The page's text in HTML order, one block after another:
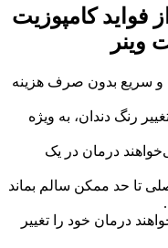
فواید کامپوزیت
و سریع بدون صرف هزینه
رنگ دندان، به ویژه
درمان در یک
تا حد ممکن سالم بماند
درمان خود را تغییر